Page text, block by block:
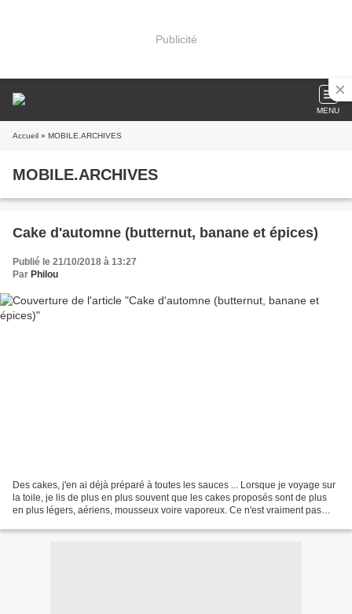
Publicité
MENU
Accueil » MOBILE.ARCHIVES
MOBILE.ARCHIVES
Cake d'automne (butternut, banane et épices)
Publié le 21/10/2018 à 13:27
Par Philou
Des cakes, j'en ai déjà préparé à toutes les sauces ... Lorsque je voyage sur
la toile, je lis de plus en plus souvent que les cakes proposés sont de plus
en plus légers, aériens, mousseux voire vaporeux. Ce n'est vraiment pas